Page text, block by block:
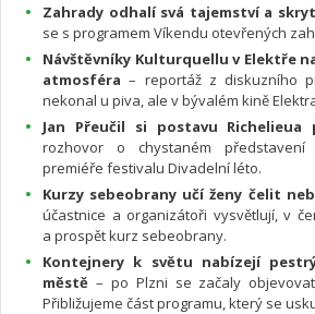
Zahrady odhalí svá tajemství a
se s programem Víkendu otevřených
Návštěvníky Kulturquellu v Elektře
atmosféra – reportáž z diskuzního
nekonal u piva, ale v bývalém kině
Jan Přeučil si postavu Richelieua
rozhovor o chystaném představení
premiéře festivalu Divadelní léto.
Kurzy sebeobrany učí ženy čelit
účastnice a organizátoři vysvětlují, v
a prospět kurz sebeobrany.
Kontejnery k světu nabízejí
městě – po Plzni se začaly
Přibližujeme část programu, který se